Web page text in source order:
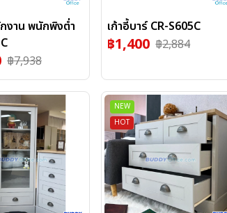
งาน พนักพิงต่ำ
฿7,938
เก้าอี้บาร์ CR-S605C
฿1,400 ฿2,884
NEW
HOT